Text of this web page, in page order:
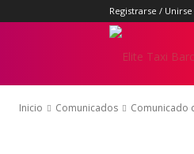
Registrarse / Unirse
Inicio Comunicados Comunicado